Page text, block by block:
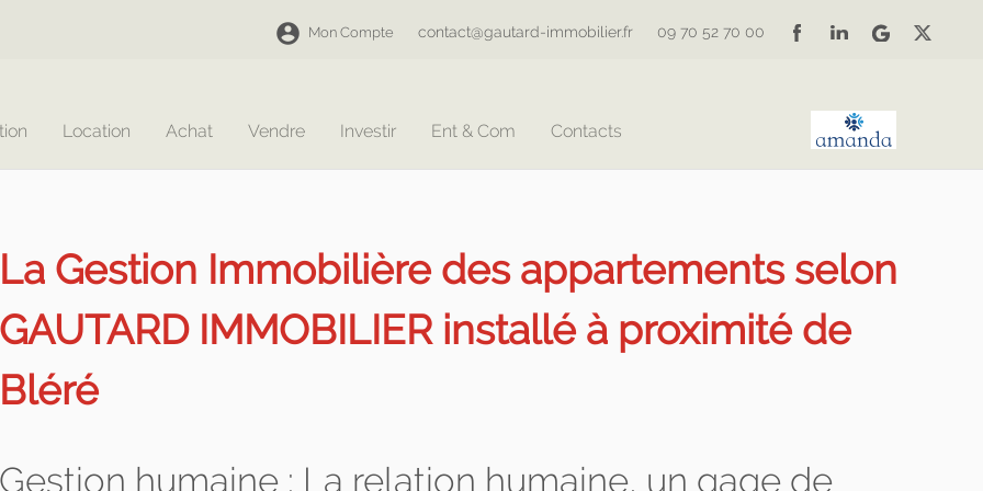
Mon Compte contact@gautard-immobilier.fr 09 70 52 70 00
Location Achat Vendre Investir Ent & Com Contacts
La Gestion Immobilière des appartements selon
GAUTARD IMMOBILIER installé à proximité de
Bléré
Gestion humaine : La relation humaine, un gage de